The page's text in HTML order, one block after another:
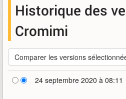
Historique des
Cromimi
24 septembre 2020 à 08:11